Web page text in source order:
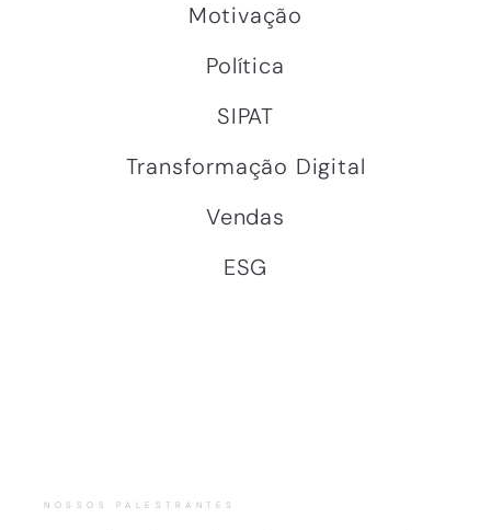
Motivação
Política
SIPAT
Transformação Digital
Vendas
ESG
NOSSOS PALESTRANTES